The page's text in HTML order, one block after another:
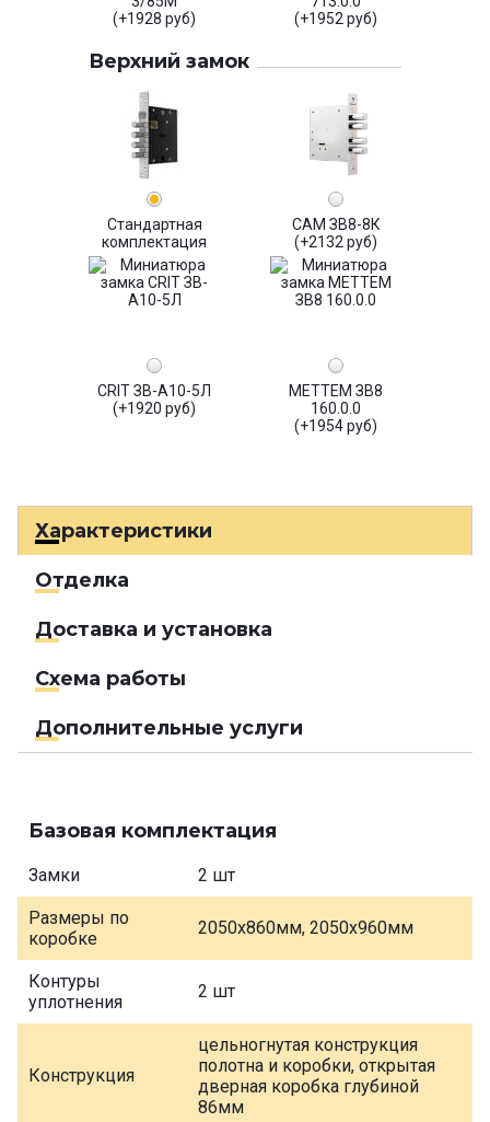
(+1928 руб)
(+1952 руб)
Верхний замок
Стандартная
комплектация
САМ ЗВ8-8К
(+2132 руб)
CRIT ЗВ-А10-5Л
(+1920 руб)
МЕТТЕМ ЗВ8
160.0.0
(+1954 руб)
Характеристики
Отделка
Доставка и установка
Схема работы
Дополнительные услуги
Базовая комплектация
Замки 2 шт
Размеры по
коробке
2050х860мм, 2050х960мм
Контуры
уплотнения
2 шт
Конструкция
цельногнутая конструкция
полотна и коробки, открытая
дверная коробка глубиной
86мм